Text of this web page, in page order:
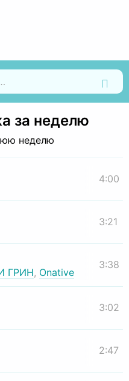
за неделю
неделю
4:00
3:21
ГРИН, Onative
3:38
3:02
2:47